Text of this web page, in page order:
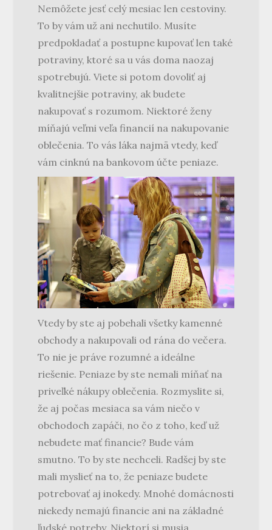
Nemôžete jesť celý mesiac len cestoviny.
To by vám už ani nechutilo. Musíte
predpokladať a postupne kupovať len také
potraviny, ktoré sa u vás doma naozaj
spotrebujú. Viete si potom dovoliť aj
kvalitnejšie potraviny, ak budete
nakupovať s rozumom. Niektoré ženy
míňajú veľmi veľa financií na nakupovanie
oblečenia. To vás láka najmä vtedy, keď
vám cinknú na bankovom účte peniaze.
Vtedy by ste aj pobehali všetky kamenné
obchody a nakupovali od rána do večera.
To nie je práve rozumné a ideálne
riešenie. Peniaze by ste nemali míňať na
priveľké nákupy oblečenia. Rozmyslite si,
že aj počas mesiaca sa vám niečo v
obchodoch zapáči, no čo z toho, keď už
nebudete mať financie? Bude vám
smutno. To by ste nechceli. Radšej by ste
mali myslieť na to, že peniaze budete
potrebovať aj inokedy. Mnohé domácnosti
niekedy nemajú financie ani na základné
ľudské potreby. Niektorí si musia